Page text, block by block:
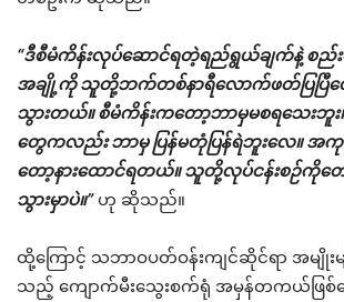
“ဒီစီမံကိန်းလုပ်ဆောင်ရတဲ့ရည်ရွယ်ချက်နဲ့ စည်း
အချို့ကို သူတို့ဘက်တစ်နာရီလောက်ဖတ်ပြပြီတ
သွားတယ်။ စီမံကိန်းကတော့ဘာမှမစရသေးဘူ
တွေကလည်း ဘာမှ ပြန်မတုံပြန်ရဲဘူးလေ။ အကုန်
တော့နားထောင်ရတယ်။ သူတို့လုပ်ငန်းစဉ်
သွားမှာပဲ။”ဟု ဆိုသည်။
ထို့ကြောင့် သဘာဝပတ်ဝန်းကျင်ဆိုင်ရာ အမျိုး
သည့် ကျောက်မီးသွေးစက်ရုံ အမှန်တကယ်ဖြစ်